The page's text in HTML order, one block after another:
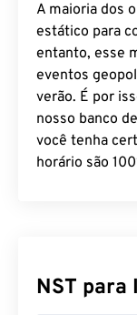
A maioria dos
estático para
entanto, esse
eventos
verão. É por
nosso banco
você tenha
horário são
NST para